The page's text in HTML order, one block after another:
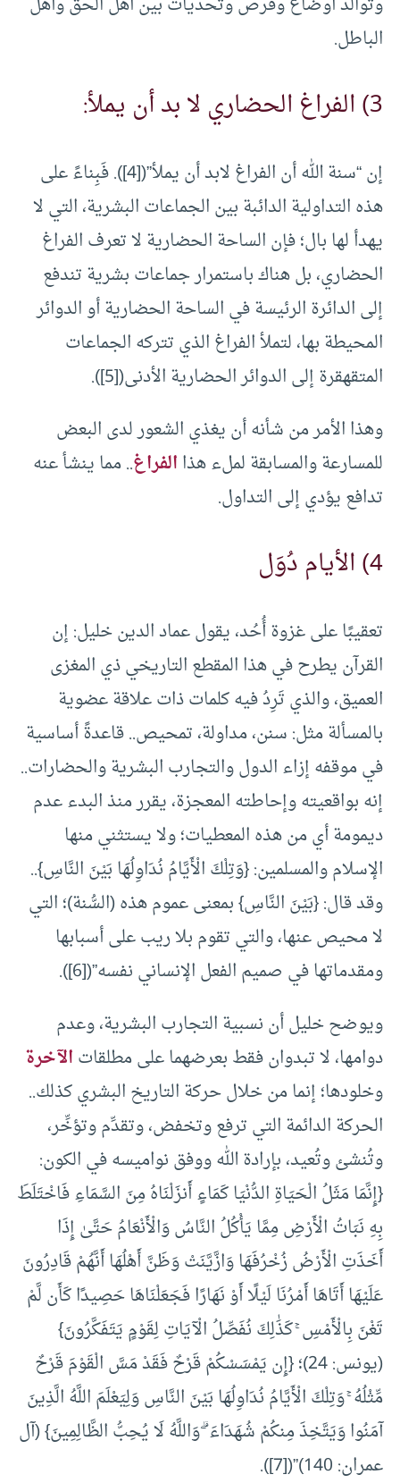
الباطل.
3) الفراغ الحضاري لا بد أن يملأ:
إن “سنة الله أن الفراغ لابد أن يملأ”([4] ). فَبِناءً على
هذه التداولية الدائبة بين الجماعات البشرية، التي لا
يهدأ لها بال؛ فإن الساحة الحضارية لا تعرف الفراغ
الحضاري، بل هناك باستمرار جماعات بشرية تندفع
إلى الدائرة الرئيسة في الساحة الحضارية أو الدوائر
المحيطة بها، لتملأ الفراغ الذي تتركه الجماعات
المتقهقرة إلى الدوائر الحضارية الأدنى([5]
).
وهذا الأمر من شأنه أن يغذي الشعور لدى البعض
للمسارعة والمسابقة لملء هذاالفراغ.. مما ينشأ عنه
تدافع يؤدي إلى التداول.
4) الأيام دُوَل
تعقيبًا على غزوة أُحُد، يقول عماد الدين خليل: إن
القرآن يطرح في هذا المقطع التاريخي ذي المغزى
العميق، والذي تَرِدُ فيه كلمات ذات علاقة عضوية
بالمسألة مثل: سنن، مداولة، تمحيص.. قاعدةً أساسية
في موقفه إزاء الدول والتجارب البشرية والحضارات..
إنه بواقعيته وإحاطته المعجزة، يقرر منذ البدء عدم
ديمومة أي من هذه المعطيات؛ ولا يستثني منها
الإسلام والمسلمين: {وَتِلْكَ الْأَيَّامُ نُدَاوِلُهَا بَيْنَ النَّاسِ}..
وقد قال: {بَيْنَ النَّاسِ} بمعنى عموم هذه (السُّنة)؛ التي
لا محيص عنها، والتي تقوم بلا ريب على أسبابها
ومقدماتها في صميم الفعل الإنساني نفسه”([6]
).
ويوضح خليل أن نسبية التجارب البشرية، وعدم
دوامها، لا تبدوان فقط بعرضهما على مطلقاتالآخرة
وخلودها؛ إنما من خلال حركة التاريخ البشري كذلك..
الحركة الدائمة التي ترفع وتخفض، وتقدِّم وتؤخِّر،
وتُنشئ وتُعيد، بإرادة الله ووفق نواميسه في الكون:
{إِنَّمَا مَثَلُ الْحَيَاةِ الدُّنْيَا كَمَاءٍ أَنزَلْنَاهُ مِنَ السَّمَاءِ فَاخْتَلَطَ
بِهِ نَبَاتُ الْأَرْضِ مِمَّا يَأْكُلُ النَّاسُ وَالْأَنْعَامُ حَتَّىٰ إِذَا
أَخَذَتِ الْأَرْضُ زُخْرُفَهَا وَازَّيَّنَتْ وَظَنَّ أَهْلُهَا أَنَّهُمْ قَادِرُونَ
عَلَيْهَا أَتَاهَا أَمْرُنَا لَيْلًا أَوْ نَهَارًا فَجَعَلْنَاهَا حَصِيدًا كَأَن لَّمْ
تَغْنَ بِالْأَمْسِ ۚ كَذَٰلِكَ نُفَصِّلُ الْآيَاتِ لِقَوْمٍ يَتَفَكَّرُونَ}
(يونس: 24)؛ {إِن يَمْسَسْكُمْ قَرْحٌ فَقَدْ مَسَّ الْقَوْمَ قَرْحٌ
مِّثْلُهُ ۚ وَتِلْكَ الْأَيَّامُ نُدَاوِلُهَا بَيْنَ النَّاسِ وَلِيَعْلَمَ اللَّهُ الَّذِينَ
آمَنُوا وَيَتَّخِذَ مِنكُمْ شُهَدَاءَ ۗ وَاللَّهُ لَا يُحِبُّ الظَّالِمِينَ} (آل
عمران: 140)”(
[7]
).